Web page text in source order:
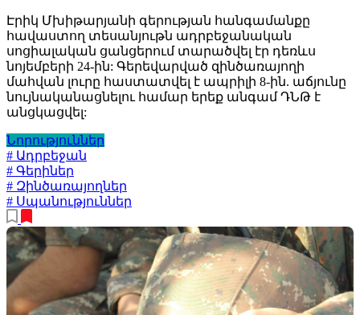
Էրիկ Մխիթարյանի գերության հանգամանքը
հավաստող տեսանյութն ադրբեջանական
սոցիալական ցանցերում տարածվել էր դեռևս
նոյեմբերի 24-ին: Գերեվարված զինծառայողի
մահվան լուրը հաստատվել է ապրիլի 8-ին. աճյունը
նույնականացնելու համար երեք անգամ ԴՆԹ է
անցկացվել:
Նորություններ
# Ադրբեջան
# Գերիներ
# Զինծառայողներ
# Սպանություններ